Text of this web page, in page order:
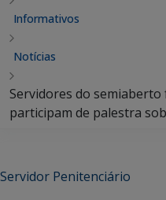
Informativos
Notícias
Servidores do
participam de palestra
Servidor Penitenciário